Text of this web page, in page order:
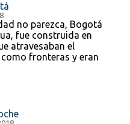
no parezca, Bogotá
fue construida en
atravesaban el
fronteras y eran